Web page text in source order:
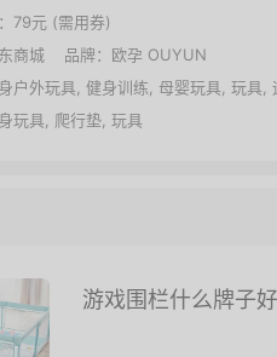
79元 (需用券)
商城 品牌： 欧孕 OUYUN
户外玩具 健身训练 母婴玩具 玩具
玩具 爬行垫 玩具
游戏围栏什么牌子